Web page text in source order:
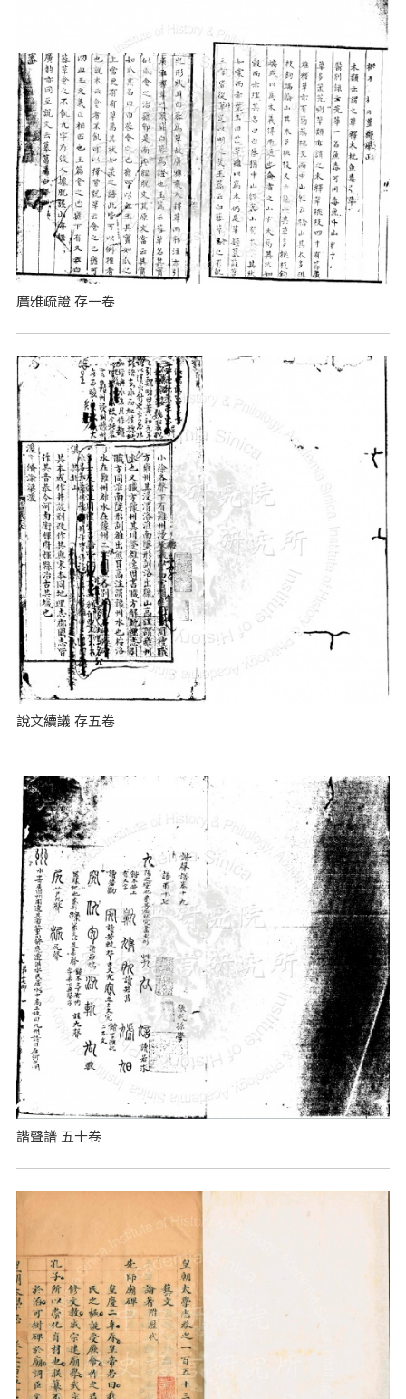
廣雅疏證 存一卷
說文續議 存五卷
諧聲譜 五十卷